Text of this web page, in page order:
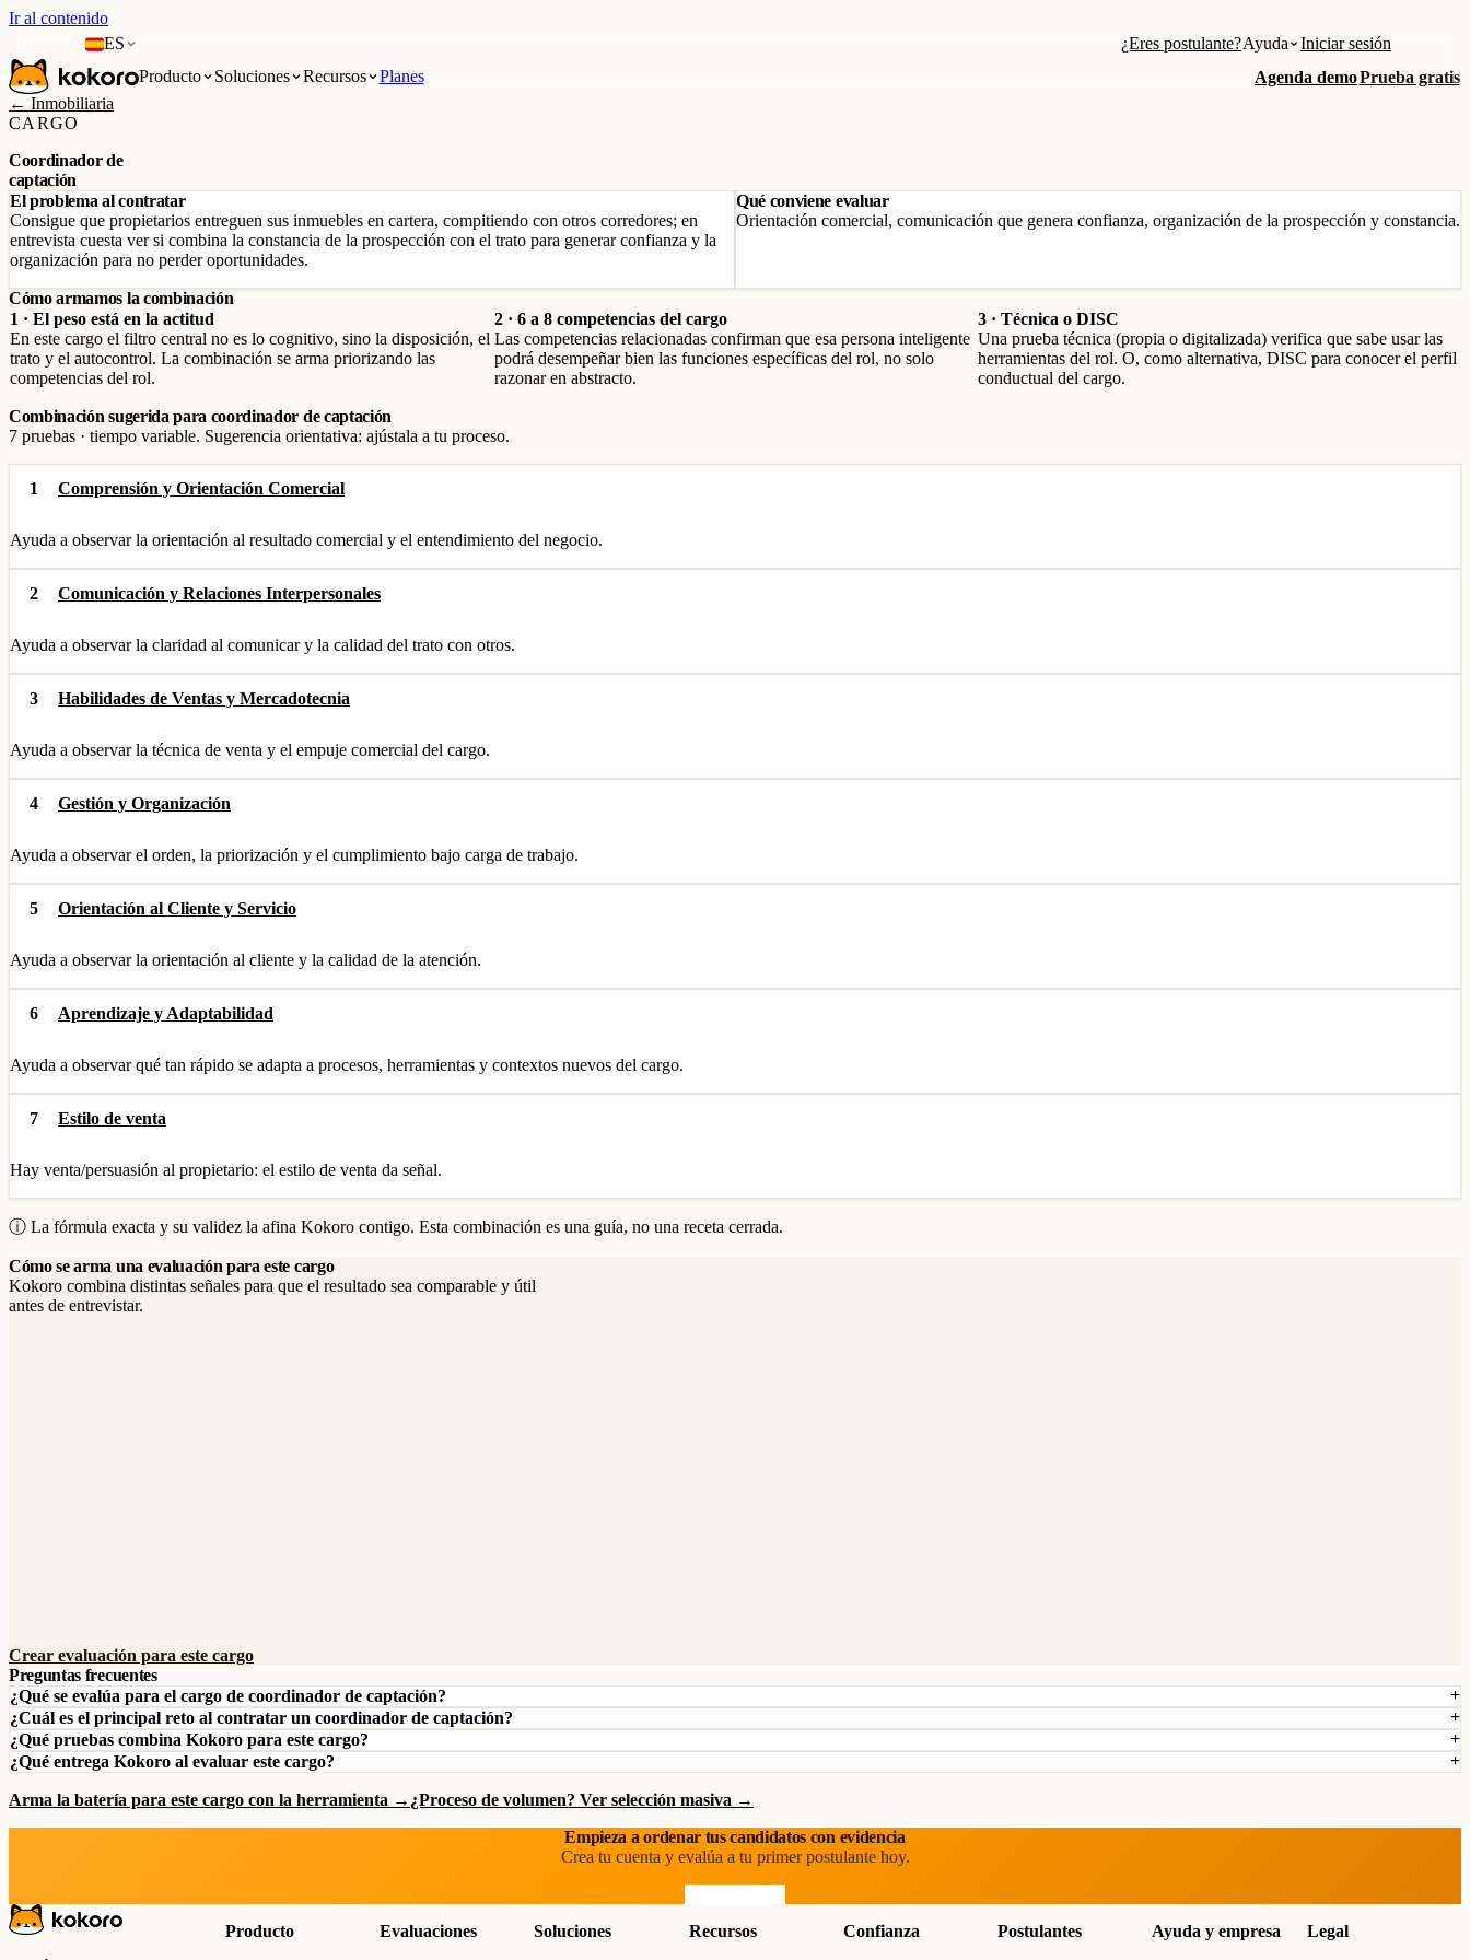
Ir al contenido
ES
¿Eres postulante?Ayuda
Iniciar sesión
Producto
Soluciones Recursos Planes Agenda demoPrueba gratis
← Inmobiliaria
CARGO
Coordinador de
captación
El problema al contratar
Consigue que propietarios entreguen sus inmuebles en cartera, compitiendo con otros corredores; en
entrevista cuesta ver si combina la constancia de la prospección con el trato para generar confianza y la
organización para no perder oportunidades.
Qué conviene evaluar
Orientación comercial, comunicación que genera confianza, organización de la prospección y constancia.
Cómo armamos la combinación
1 · El peso está en la actitud
En este cargo el filtro central no es lo cognitivo, sino la disposición, el
trato y el autocontrol. La combinación se arma priorizando las
competencias del rol.
2 · 6 a 8 competencias del cargo
Las competencias relacionadas confirman que esa persona inteligente
podrá desempeñar bien las funciones específicas del rol, no solo
razonar en abstracto.
3 · Técnica o DISC
Una prueba técnica (propia o digitalizada) verifica que sabe usar las
herramientas del rol. O, como alternativa, DISC para conocer el perfil
conductual del cargo.
Combinación sugerida para coordinador de captación
7 pruebas · tiempo variable. Sugerencia orientativa: ajústala a tu proceso.
1 Comprensión y Orientación Comercial
Ayuda a observar la orientación al resultado comercial y el entendimiento del negocio.
2 Comunicación y Relaciones Interpersonales
Ayuda a observar la claridad al comunicar y la calidad del trato con otros.
3 Habilidades de Ventas y Mercadotecnia
Ayuda a observar la técnica de venta y el empuje comercial del cargo.
4 Gestión y Organización
Ayuda a observar el orden, la priorización y el cumplimiento bajo carga de trabajo.
5 Orientación al Cliente y Servicio
Ayuda a observar la orientación al cliente y la calidad de la atención.
6 Aprendizaje y Adaptabilidad
Ayuda a observar qué tan rápido se adapta a procesos, herramientas y contextos nuevos del cargo.
7 Estilo de venta
Hay venta/persuasión al propietario: el estilo de venta da señal.
ⓘ La fórmula exacta y su validez la afina Kokoro contigo. Esta combinación es una guía, no una receta cerrada.
Cómo se arma una evaluación para este cargo
Kokoro combina distintas señales para que el resultado sea comparable y útil
antes de entrevistar.
Crear evaluación para este cargo
Preguntas frecuentes
¿Qué se evalúa para el cargo de coordinador de captación?
¿Cuál es el principal reto al contratar un coordinador de captación?
¿Qué pruebas combina Kokoro para este cargo?
¿Qué entrega Kokoro al evaluar este cargo?
Arma la batería para este cargo con la herramienta → ¿Proceso de volumen? Ver selección masiva →
Empieza a ordenar tus candidatos con evidencia
Crea tu cuenta y evalúa a tu primer postulante hoy.
Producto
Evaluaciones
Soluciones
Recursos
Confianza
Postulantes
Ayuda y empresa
Legal